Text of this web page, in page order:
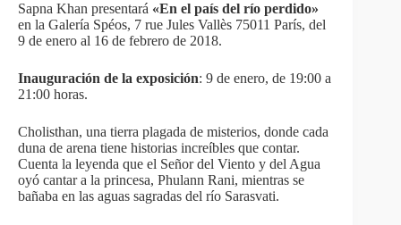
Sapna Khan presentará «En el país del río perdido»
en la Galería Spéos, 7 rue Jules Vallès 75011 París, del
9 de enero al 16 de febrero de 2018.
Inauguración de la exposición: 9 de enero, de 19:00 a
21:00 horas.
Cholisthan, una tierra plagada de misterios, donde cada
duna de arena tiene historias increíbles que contar.
Cuenta la leyenda que el Señor del Viento y del Agua
oyó cantar a la princesa, Phulann Rani, mientras se
bañaba en las aguas sagradas del río Sarasvati.